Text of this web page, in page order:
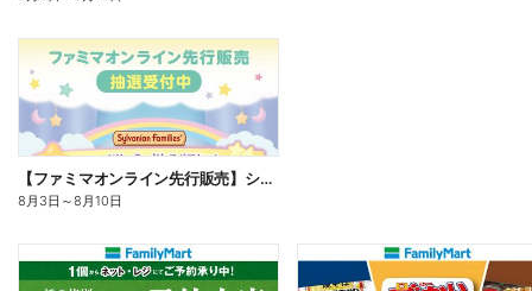
【ファミマオンライン先行販売】シルバニアファミリー
8月3日 ～8月10日